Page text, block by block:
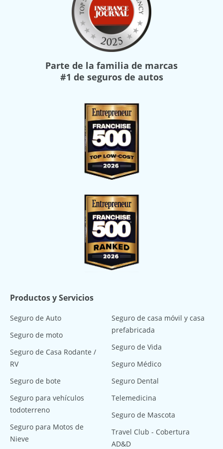
Parte de la familia de marcas
#1 de seguros de autos
Productos y Servicios
Seguro de Auto
Seguro de moto
Seguro de Casa Rodante /
RV
Seguro de bote
Seguro para vehículos
todoterreno
Seguro para Motos de
Nieve
Seguro de casa móvil y casa
prefabricada
Seguro de Vida
Seguro Médico
Seguro Dental
Telemedicina
Seguro de Mascota
Travel Club - Cobertura
AD&D